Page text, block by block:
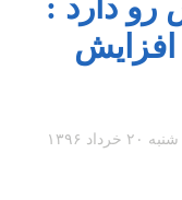
افزایش